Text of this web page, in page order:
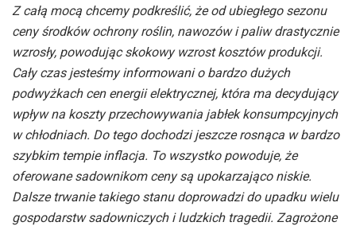
Z całą mocą chcemy podkreślić, że od ubiegłego sezonu
ceny środków ochrony roślin, nawozów i paliw drastycznie
wzrosły, powodując skokowy wzrost kosztów produkcji.
Cały czas jesteśmy informowani o bardzo dużych
podwyżkach cen energii elektrycznej, która ma decydujący
wpływ na koszty przechowywania jabłek konsumpcyjnych
w chłodniach. Do tego dochodzi jeszcze rosnąca w bardzo
szybkim tempie inflacja. To wszystko powoduje, że
oferowane sadownikom ceny są upokarzająco niskie.
Dalsze trwanie takiego stanu doprowadzi do upadku wielu
gospodarstw sadowniczych i ludzkich tragedii. Zagrożone